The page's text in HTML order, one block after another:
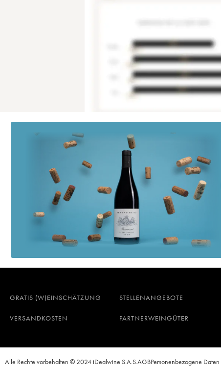
GRATIS (W)EINSCHÄTZUNG STELLENANGEBOTE
VERSANDKOSTEN
PARTNERWEINGÜTER
Alle Rechte vorbehalten © 2024 iDealwine S.A.S.AGBPersonenbezogene Daten